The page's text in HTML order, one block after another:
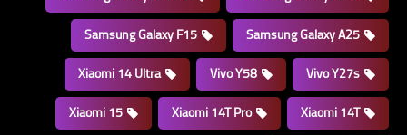
Samsung Galaxy A25
Samsung Galaxy F15
Vivo Y27s
Vivo Y58
Xiaomi 14 Ultra
Xiaomi 14T
Xiaomi 14T Pro
Xiaomi 15